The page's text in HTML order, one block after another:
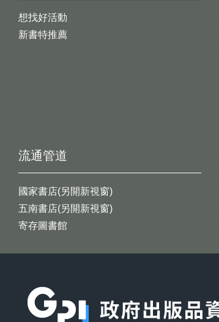
想找好活動
新書特推薦
流通管道
國家書店(另開新視窗)
五南書店(另開新視窗)
寄存圖書館